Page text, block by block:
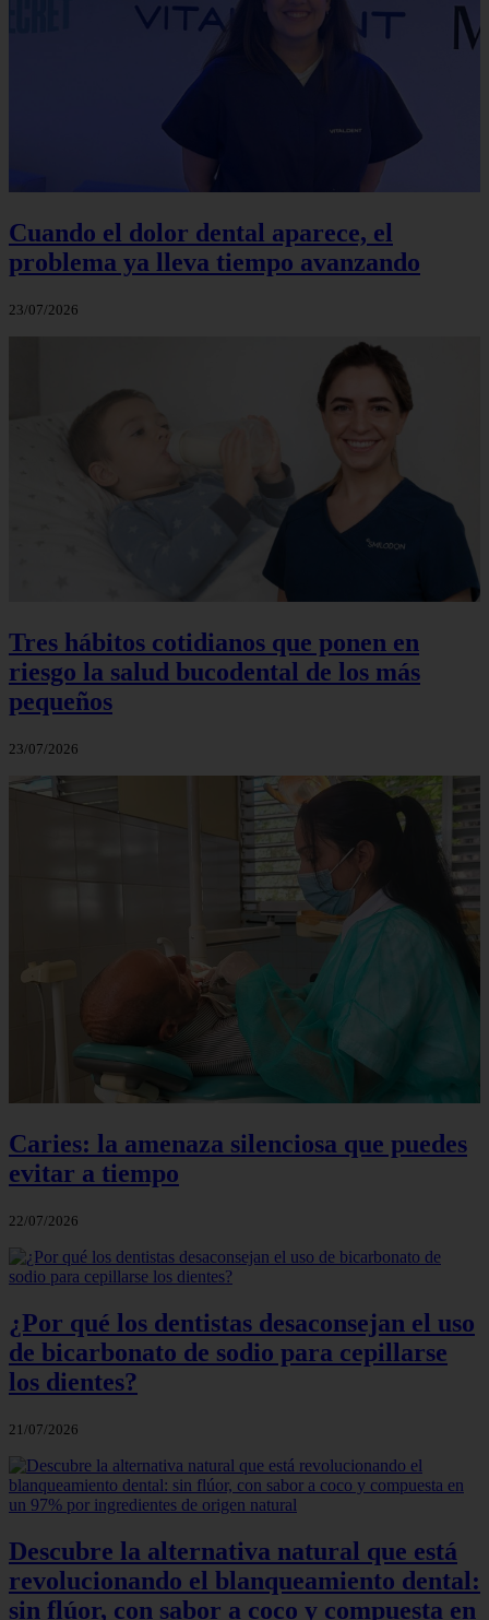
Cuando el dolor dental aparece, el
problema ya lleva tiempo avanzando
23/07/2026
Tres hábitos cotidianos que ponen en
riesgo la salud bucodental de los más
pequeños
23/07/2026
Caries: la amenaza silenciosa que puedes
evitar a tiempo
22/07/2026
¿Por qué los dentistas desaconsejan el uso
de bicarbonato de sodio para cepillarse
los dientes?
21/07/2026
Descubre la alternativa natural que está
revolucionando el blanqueamiento dental:
sin flúor, con sabor a coco y compuesta en